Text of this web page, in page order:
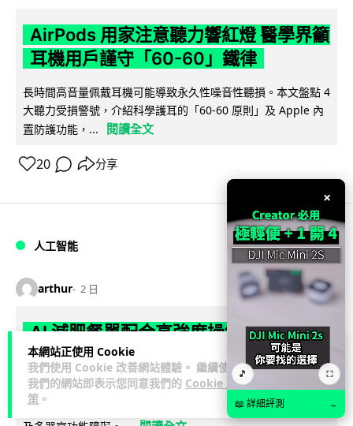
本網站正使用 Cookie
我們使用 Cookie 改善網站體驗。 繼續使用
我們的網站即表示您同意我們的 Cookie 政
策 。
AirPods 用家注意聽力響紅燈 醫學界籲
耳機用戶謹守「60-60」鐵律
長時間高音量佩戴耳機可能導致永久性噪音性聽損。本文盤點 4
大聽力受損警號，介紹科學護耳的「60-60 原則」及 Apple 內
置防護功能，...
閱讀全文
20 分享
人工智能
arthur 2 日
AI 減肥餐單配合高強度操練 成都男
45 日減 20 公斤後多器官衰竭
成都一名男子跟隨 AI 制訂高強度減脂計劃，45 日內減去約 20
公斤後昏迷送院。醫生診斷他患上尿源性膿毒症、膿毒性休克
×
🎵 ⛶
📖 詳細評測 →